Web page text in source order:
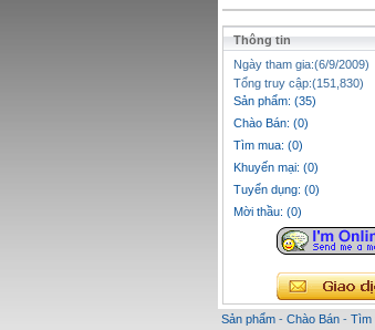
Thông tin
Ngày tham gia:(6/9/2009)
Tổng truy cập:(151,830)
Sản phẩm: (35)
Chào Bán: (0)
Tìm mua: (0)
Khuyến mại: (0)
Tuyển dụng: (0)
Mời thầu: (0)
Sản phẩm - Chào Bán - Tìm